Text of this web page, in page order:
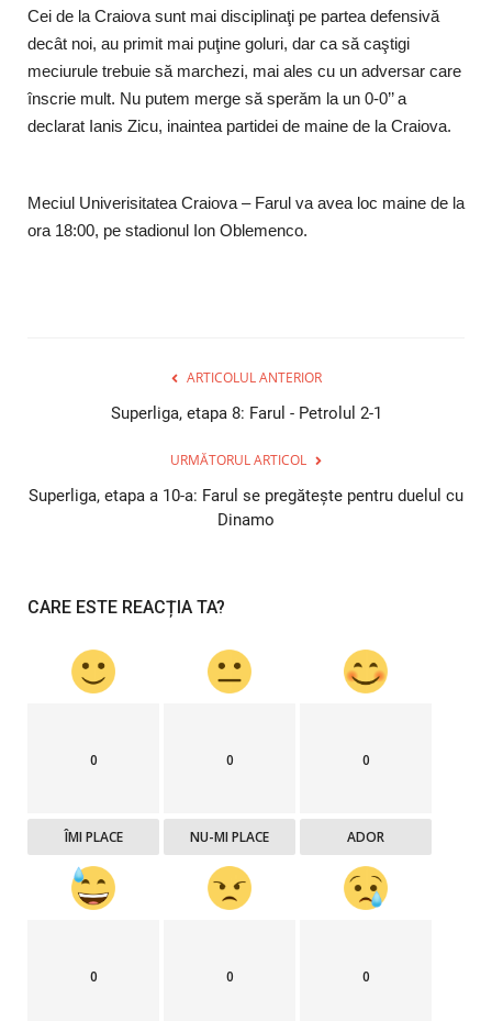
Cei de la Craiova sunt mai disciplinaţi pe partea defensivă
decât noi, au primit mai puţine goluri, dar ca să caştigi
meciurule trebuie să marchezi, mai ales cu un adversar care
înscrie mult. Nu putem merge să sperăm la un 0-0’’ a
declarat Ianis Zicu, inaintea partidei de maine de la Craiova.
Meciul Univerisitatea Craiova – Farul va avea loc maine de la
ora 18:00, pe stadionul Ion Oblemenco.
ARTICOLUL ANTERIOR
Superliga, etapa 8: Farul - Petrolul 2-1
URMĂTORUL ARTICOL
Superliga, etapa a 10-a: Farul se pregăteşte pentru duelul cu
Dinamo
CARE ESTE REACȚIA TA?
0
ÎMI PLACE
0
NU-MI PLACE
0
ADOR
0 0 0